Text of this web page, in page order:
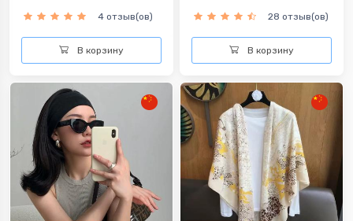
4 отзыв(ов)
В корзину
28 отзыв(ов)
В корзину